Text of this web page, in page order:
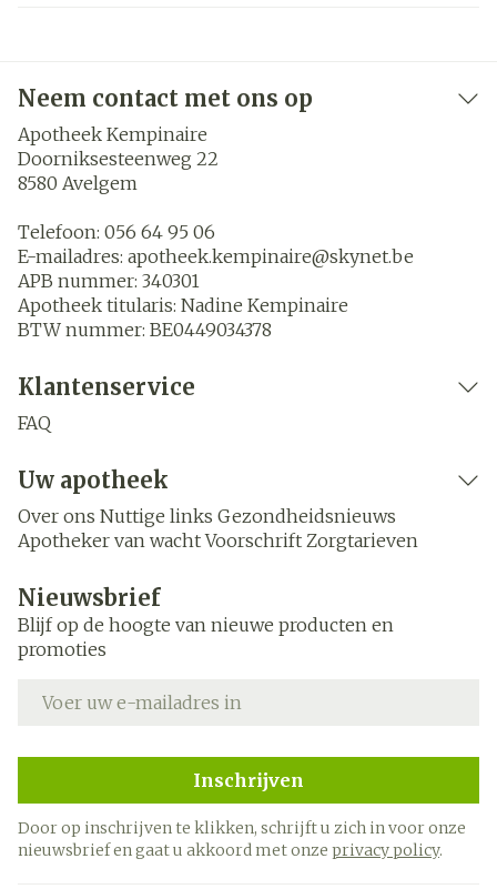
Neem contact met ons op
Apotheek Kempinaire
Doorniksesteenweg 22
8580 Avelgem
Telefoon: 056 64 95 06
E-mailadres: apotheek.kempinaire@skynet.be
APB nummer: 340301
Apotheek titularis: Nadine Kempinaire
BTW nummer: BE0449034378
Klantenservice
FAQ
Uw apotheek
Over ons Nuttige links Gezondheidsnieuws
Apotheker van wacht Voorschrift Zorgtarieven
Nieuwsbrief
Blijf op de hoogte van nieuwe producten en
promoties
Inschrijven
Door op inschrijven te klikken, schrijft u zich in voor onze
nieuwsbrief en gaat u akkoord met onze privacy policy.